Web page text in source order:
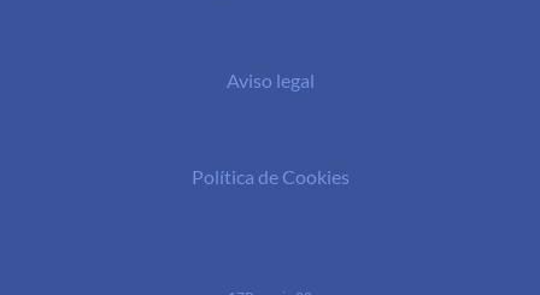
Aviso legal
Política de Cookies